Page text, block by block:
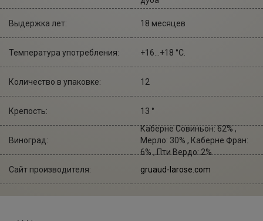
Выдержка лет: 18 месяцев
Температура употребления: +16...+18 °С.
Количество в упаковке: 12
Крепость: 13 °
Виноград:
Каберне Совиньон: 62% ,
Мерло: 30% , Каберне Фран:
6% , Пти Вердо: 2%
Сайт производителя:
gruaud-larose.com